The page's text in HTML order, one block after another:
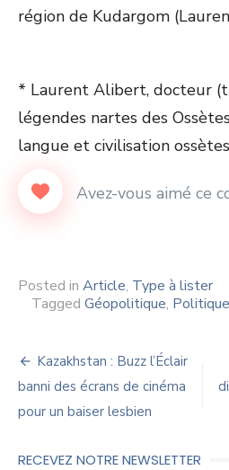
région de Kudargom
* Laurent Alibert, docteur
légendes nartes des
langue et civilisation ossètes
Posted in Article, Type à lister
Tagged Géopolitique, Politique
Navigation
de
l’article
Kazakhstan : Buzz l’Éclair
banni des écrans de cinéma
pour un baiser lesbien
RECEVEZ NOTRE NEWSLETTER